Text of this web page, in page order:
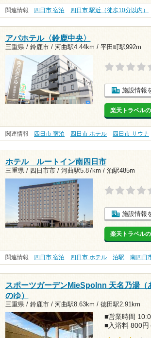
関連情報 四日市 宿泊 四日市 駅近（徒歩10分以内）
アパホテル〈鈴鹿中央〉
三重県 / 鈴鹿市 / 河曲駅4.44km / 平田町駅992m
施設情報
楽天トラベル
関連情報 四日市 宿泊 四日市 ホテル 四日市 サウナ
ホテル ルートイン南四日市
三重県 / 四日市市 / 河曲駅5.87km / 泊駅485m
施設情報
楽天トラベル
関連情報 四日市 宿泊 四日市 ホテル 泊駅 南四日
スポーツガーデンMieSpoInn 天名乃湯（
のゆ）
三重県 / 鈴鹿市 / 河曲駅8.63km / 徳田駅2.91km
■営業時間
■入浴料 800円